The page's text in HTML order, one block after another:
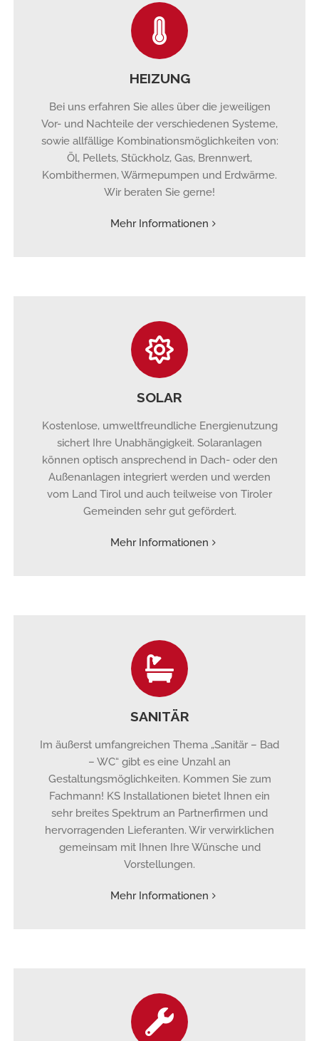
HEIZUNG
Bei uns erfahren Sie alles über die jeweiligen
Vor- und Nachteile der verschiedenen Systeme,
sowie allfällige Kombinationsmöglichkeiten von:
Öl, Pellets, Stückholz, Gas, Brennwert,
Kombithermen, Wärmepumpen und Erdwärme.
Wir beraten Sie gerne!
Mehr Informationen
SOLAR
Kostenlose, umweltfreundliche Energienutzung
sichert Ihre Unabhängigkeit. Solaranlagen
können optisch ansprechend in Dach- oder den
Außenanlagen integriert werden und werden
vom Land Tirol und auch teilweise von Tiroler
Gemeinden sehr gut gefördert.
Mehr Informationen
SANITÄR
Im äußerst umfangreichen Thema „Sanitär – Bad
– WC“ gibt es eine Unzahl an
Gestaltungsmöglichkeiten. Kommen Sie zum
Fachmann! KS Installationen bietet Ihnen ein
sehr breites Spektrum an Partnerfirmen und
hervorragenden Lieferanten. Wir verwirklichen
gemeinsam mit Ihnen Ihre Wünsche und
Vorstellungen.
Mehr Informationen